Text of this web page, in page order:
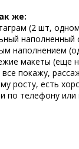
же:
(2 шт,
наполненный
наполнением
макеты (еще
все покажу,
росту, есть
по телефону или